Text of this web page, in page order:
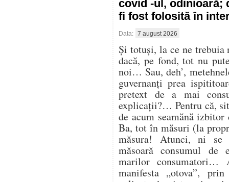
covid -ul, odinioară;
fi fost folosită în
Data: 7 august 2026
Și totuși, la ce ne trebuia
dacă, pe fond, tot nu
noi… Sau, deh’,
guvernanți prea
pretext de a mai
explicații?… Pentru că,
de acum seamănă
Ba, tot în măsuri (la
măsura! Atunci, ni se
măsoară consumul de
marilor consumatori…
manifesta „otova”,